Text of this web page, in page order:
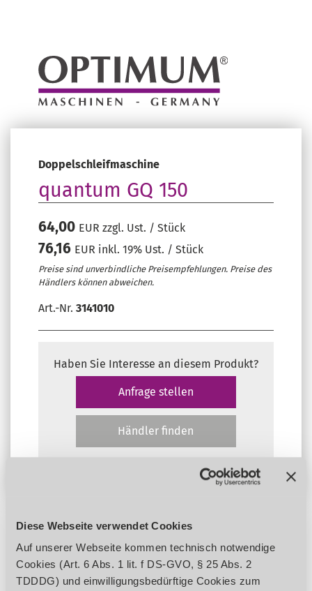
Diese Webseite verwendet Cookies
Auf unserer Webseite kommen technisch notwendige
Cookies (Art. 6 Abs. 1 lit. f DS-GVO, § 25 Abs. 2
TDDDG) und einwilligungsbedürftige Cookies zum
Doppelschleifmaschine
quantum GQ 150
64,00 EUR zzgl. Ust. / Stück
76,16 EUR inkl. 19% Ust. / Stück
Preise sind unverbindliche Preisempfehlungen. Preise des
Händlers können abweichen.
Art.-Nr. 3141010
Haben Sie Interesse an diesem Produkt?
Anfrage stellen
Händler finden
Produktdetails